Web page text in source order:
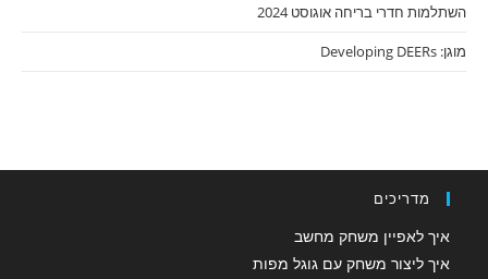
השתלמות חדרי בריחה אוגוסט 2024
מוגן: Developing DEERs
מדריכים
איך לאפיין משחק מחשב
איך ליצור משחק עם גוגל מפות